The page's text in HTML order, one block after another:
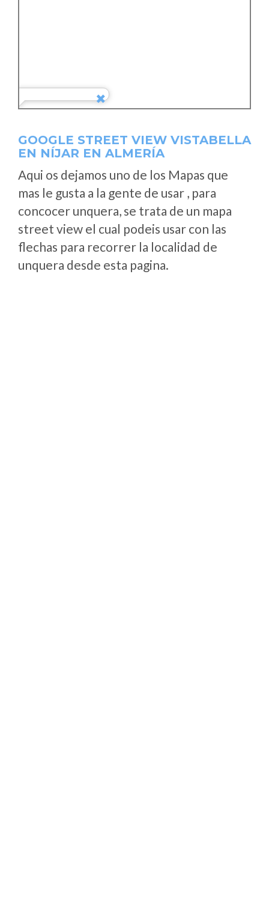
GOOGLE STREET VIEW VISTABELLA
EN NÍJAR EN ALMERÍA
Aqui os dejamos uno de los Mapas que
mas le gusta a la gente de usar , para
concocer unquera, se trata de un mapa
street view el cual podeis usar con las
flechas para recorrer la localidad de
unquera desde esta pagina.